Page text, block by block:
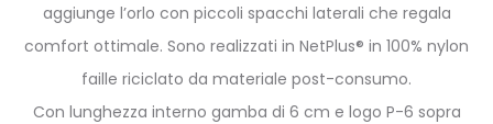
aggiunge l’orlo con piccoli spacchi laterali che regala
comfort ottimale. Sono realizzati in NetPlus® in 100% nylon
faille riciclato da materiale post-consumo.
Con lunghezza interno gamba di 6 cm e logo P-6 sopra